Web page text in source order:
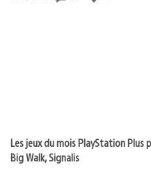
Les jeux du mois PlayStation Plus
Big Walk, Signalis